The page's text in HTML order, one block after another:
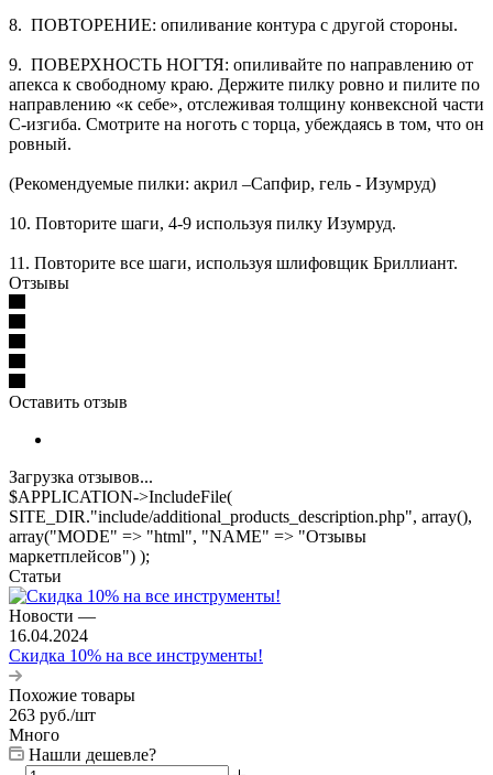
8. ПОВТОРЕНИЕ: опиливание контура с другой стороны.
9. ПОВЕРХНОСТЬ НОГТЯ: опиливайте по направлению от
апекса к свободному краю. Держите пилку ровно и пилите по
направлению «к себе», отслеживая толщину конвексной части
С-изгиба. Смотрите на ноготь с торца, убеждаясь в том, что он
ровный.
(Рекомендуемые пилки: акрил –Сапфир, гель - Изумруд)
10. Повторите шаги, 4-9 используя пилку Изумруд.
11. Повторите все шаги, используя шлифовщик Бриллиант.
Отзывы
Оставить отзыв
Загрузка отзывов...
$APPLICATION->IncludeFile(
SITE_DIR."include/additional_products_description.php", array(),
array("MODE" => "html", "NAME" => "Отзывы
маркетплейсов") );
Статьи
Новости —
16.04.2024
Скидка 10% на все инструменты!
Похожие товары
263 руб./шт
Много
Нашли дешевле?